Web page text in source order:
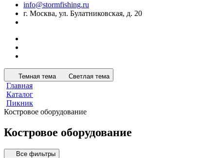
info@stormfishing.ru
г. Москва, ул. Булатниковская, д. 20
Темная тема Светлая тема
Главная
Каталог
Пикник
Костровое оборудование
Костровое оборудование
Все фильтры